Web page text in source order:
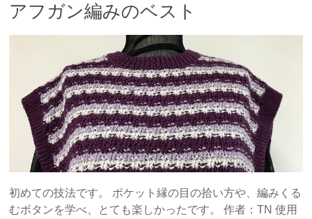
アフガン編みのベスト
初めての技法です。 ポケット縁の目の拾い方や、編みくる
むボタンを学べ、とても楽しかったです。 作者：TN 使用